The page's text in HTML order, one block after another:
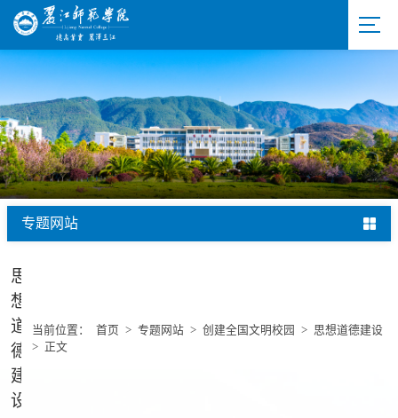
专题网站
思
想
道
德
建
设
当前位置： 首页 > 专题网站 > 创建全国文明校园 > 思想道德建设
>
正文